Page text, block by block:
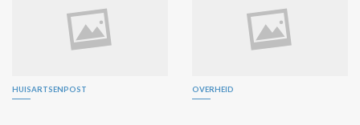
HUISARTSENPOST OVERHEID